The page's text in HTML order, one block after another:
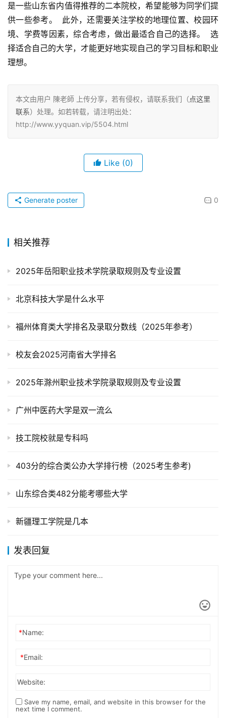
是一些山东省内值得推荐的二本院校，希望能够为同学们提
供一些参考。  此外，还需要关注学校的地理位置、校园环
境、学费等因素，综合考虑，做出最适合自己的选择。  选
择适合自己的大学，才能更好地实现自己的学习目标和职业
理想。
本文由用户 陳老師 上传分享，若有侵权，请联系我们（点这里
联系）处理。如若转载，请注明出处：
http://www.yyquan.vip/5504.html
Like (0)
0
Generate poster
相关推荐
2025年岳阳职业技术学院录取规则及专业设置
北京科技大学是什么水平
福州体育类大学排名及录取分数线（2025年参考）
校友会2025河南省大学排名
2025年滁州职业技术学院录取规则及专业设置
广州中医药大学是双一流么
技工院校就是专科吗
403分的综合类公办大学排行榜（2025考生参考)
山东综合类482分能考哪些大学
新疆理工学院是几本
发表回复
*Name:
*Email:
Website:
Save my name, email, and website in this browser for the
next time I comment.